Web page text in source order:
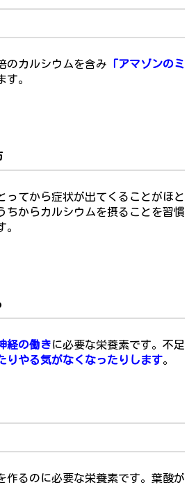
のカルシウムを含み 「アマゾンのミ
す。
ってから症状が出てくることがほと
ちからカルシウムを摂ることを習慣
。
経の働きに必要な栄養素です。不足
りやる気がなくなったりします。
作るのに必要な栄養素です。葉酸が